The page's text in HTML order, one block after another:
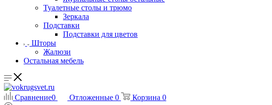
Туалетные столы и трюмо
Зеркала
Подставки
Подставки для цветов
Шторы
Жалюзи
Остальная мебель
Сравнение0 Отложенные 0 Корзина 0